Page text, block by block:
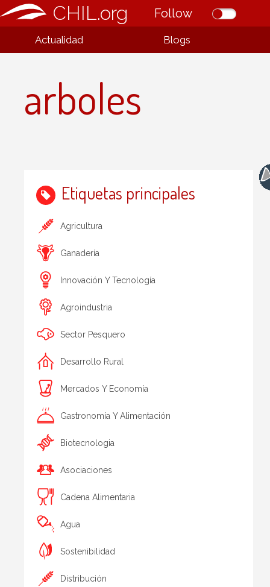
CHIL.org Follow
Actualidad Blogs
arboles
Etiquetas principales
Agricultura
Ganadería
Innovación Y Tecnología
Agroindustria
Sector Pesquero
Desarrollo Rural
Mercados Y Economía
Gastronomía Y Alimentación
Biotecnologia
Asociaciones
Cadena Alimentaria
Agua
Sostenibilidad
Distribución